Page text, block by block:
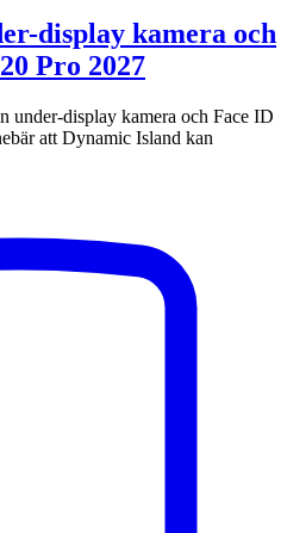
display kamera och
Pro 2027
under-display kamera och Face ID
att Dynamic Island kan